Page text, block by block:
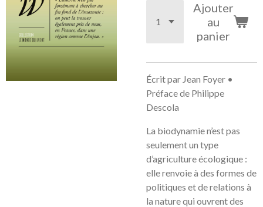
Ajouter
au
panier
Écrit par Jean Foyer •
Préface de Philippe
Descola
La biodynamie n’est pas
seulement un type
d’agriculture écologique :
elle renvoie à des formes de
politiques et de relations à
la nature qui ouvrent des